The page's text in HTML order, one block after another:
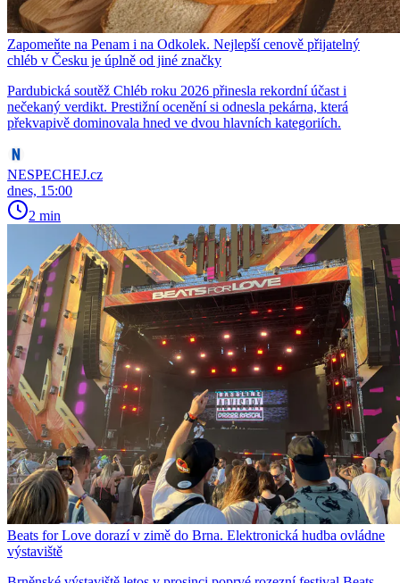
Zapomeňte na Penam i na Odkolek. Nejlepší cenově přijatelný
chléb v Česku je úplně od jiné značky
Pardubická soutěž Chléb roku 2026 přinesla rekordní účast i
nečekaný verdikt. Prestižní ocenění si odnesla pekárna, která
překvapivě dominovala hned ve dvou hlavních kategoriích.
NESPECHEJ.cz
dnes, 15:00
2 min
Beats for Love dorazí v zimě do Brna. Elektronická hudba ovládne
výstaviště